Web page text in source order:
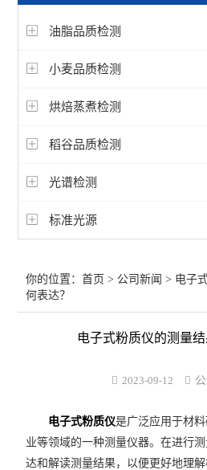
油脂品质检测
小麦品质检测
烘焙蒸煮检测
稻谷品质检测
光谱检测
标准光源
你的位置：首页 > 公司新闻 > 电子
何表达？
电子式粉质仪的测量结
2023-09-12
电子式粉质仪是广泛应用于材
业等领域的一种测量仪器。在进行
达和解读测量结果，以便更好地理